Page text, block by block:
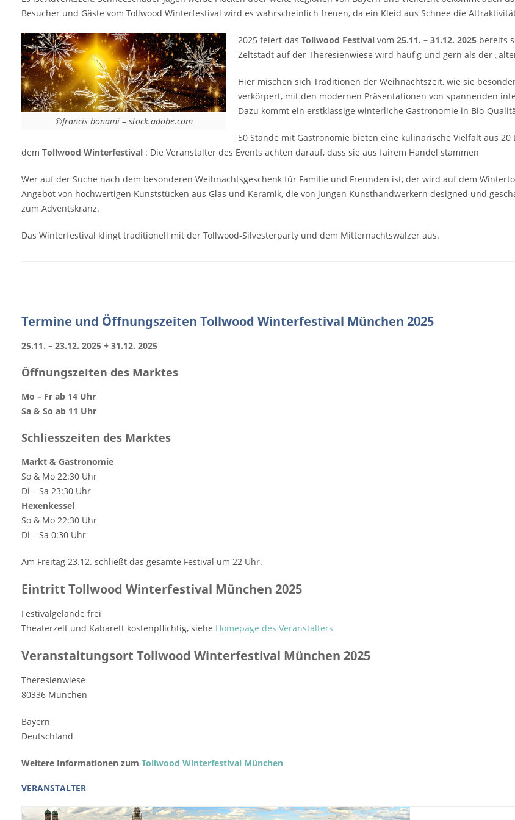
Cirque Produktionen und Straßentheater.
Dazu kommt ein erstklassige winterliche
Gastronomie in Bio-Qualität mit regionalen
und internationalen Angeboten. 50 Stände
mit Gastronomie bieten eine kulinarische
Vielfalt aus 20 Ländern. Das besondere und
bemerkenswerte an den Produkten auf dem
Tollwood Winterfestival : Die Veranstalter
des Events achten darauf, dass sie aus
nach dem besonderen Weihnachtsgeschenk
dem Wintertollwood sehr wahrscheinlich
fündig. Hier findet man ein breites Angebot
von…
Besucher und Gäste vom Tollwood Winterfestival wird es wahrscheinlich freuen, da ein Kleid aus Schnee die
©francis bonami – stock.adobe.com
2025 feiert das Tollwood Festival vom 25.11. – 31.12. 2025 bereits
Zeltstadt auf der Theresienwiese wird häufig und gern als der
Hier mischen sich Traditionen der Weihnachtszeit, wie sie
verkörpert, mit den modernen Präsentationen von spannenden
Dazu kommt ein erstklassige winterliche Gastronomie in Bio-
50 Stände mit Gastronomie bieten eine kulinarische Vielfalt aus
dem Tollwood Winterfestival : Die Veranstalter des Events achten darauf, dass sie aus fairem Handel stammen
Wer auf der Suche nach dem besonderen Weihnachtsgeschenk für Familie und Freunden ist, der wird auf dem
Angebot von hochwertigen Kunststücken aus Glas und Keramik, die von jungen Kunsthandwerkern designed und
zum Adventskranz.
Das Winterfestival klingt traditionell mit der Tollwood-Silvesterparty und dem Mitternachtswalzer aus.
Termine und Öffnungszeiten Tollwood Winterfestival München 2025
25.11. – 23.12. 2025 + 31.12. 2025
Öffnungszeiten des Marktes
Mo – Fr ab 14 Uhr
Sa & So ab 11 Uhr
Schliesszeiten des Marktes
Markt & Gastronomie
So & Mo 22:30 Uhr
Di – Sa 23:30 Uhr
Hexenkessel
So & Mo 22:30 Uhr
Di – Sa 0:30 Uhr
Am Freitag 23.12. schließt das gesamte Festival um 22 Uhr.
Eintritt Tollwood Winterfestival München 2025
Festivalgelände frei
Theaterzelt und Kabarett kostenpflichtig, siehe Homepage des Veranstalters
Veranstaltungsort Tollwood Winterfestival München 2025
Theresienwiese
80336 München
Bayern
Deutschland
Weitere Informationen zum Tollwood Winterfestival München
VERANSTALTER